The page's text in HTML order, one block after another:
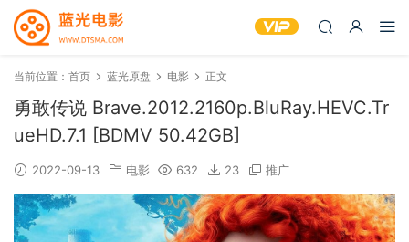
当前位置： 首页 蓝光原盘 电影 正文
勇敢传说 Brave.2012.2160p.BluRay.HEVC.Tr
ueHD.7.1 [BDMV 50.42GB]
2022-09-13 电影 632 23 推广